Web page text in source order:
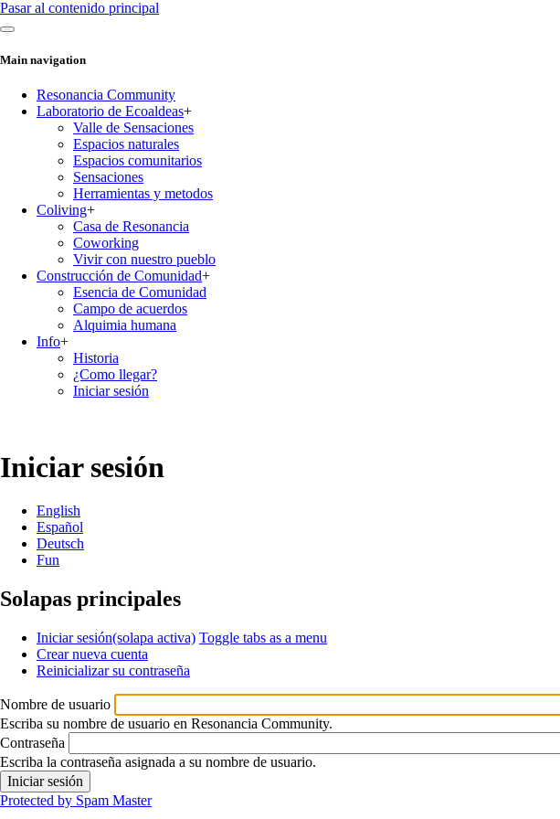
Pasar al contenido principal
Main navigation
Resonancia Community
Laboratorio de Ecoaldeas+
Valle de Sensaciones
Espacios naturales
Espacios comunitarios
Sensaciones
Herramientas y metodos
Coliving+
Casa de Resonancia
Coworking
Vivir con nuestro pueblo
Construcción de Comunidad+
Esencia de Comunidad
Campo de acuerdos
Alquimia humana
Info+
Historia
¿Como llegar?
Iniciar sesión
Iniciar sesión
English
Español
Deutsch
Fun
Solapas principales
Iniciar sesión(solapa activa) Toggle tabs as a menu
Crear nueva cuenta
Reinicializar su contraseña
Nombre de usuario
Escriba su nombre de usuario en Resonancia Community.
Contraseña
Escriba la contraseña asignada a su nombre de usuario.
Protected by Spam Master